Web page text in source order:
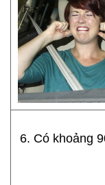
6. Có khoảng